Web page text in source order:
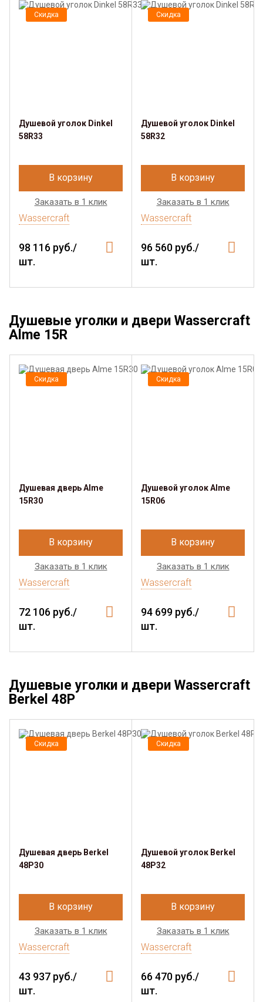
Скидка
Душевой уголок Dinkel
58R33
В корзину
Заказать в 1 клик
Wassercraft
98 116 руб./
шт.
Скидка
Душевой уголок Dinkel
58R32
В корзину
Заказать в 1 клик
Wassercraft
96 560 руб./
шт.
Душевые уголки и двери Wassercraft
Alme 15R
Скидка
Душевая дверь Alme
15R30
В корзину
Заказать в 1 клик
Wassercraft
72 106 руб./
шт.
Скидка
Душевой уголок Alme
15R06
В корзину
Заказать в 1 клик
Wassercraft
94 699 руб./
шт.
Душевые уголки и двери Wassercraft
Berkel 48P
Скидка
Душевая дверь Berkel
48P30
В корзину
Заказать в 1 клик
Wassercraft
43 937 руб./
шт.
Скидка
Душевой уголок Berkel
48P32
В корзину
Заказать в 1 клик
Wassercraft
66 470 руб./
шт.